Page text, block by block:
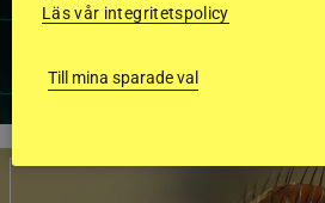
Läs vår integritetspolicy
Till mina sparade val